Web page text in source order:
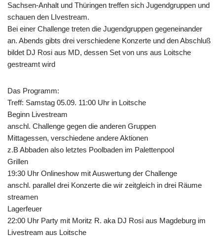
Sachsen-Anhalt und Thüringen treffen sich Jugendgruppen und
schauen den LIvestream.
Bei einer Challenge treten die Jugendgruppen gegeneinander
an. Abends gibts drei verschiedene Konzerte und den Abschluß
bildet DJ Rosi aus MD, dessen Set von uns aus Loitsche
gestreamt wird
Das Programm:
Treff: Samstag 05.09. 11:00 Uhr in Loitsche
Beginn Livestream
anschl. Challenge gegen die anderen Gruppen
Mittagessen, verschiedene andere Aktionen
z.B Abbaden also letztes Poolbaden im Palettenpool
Grillen
19:30 Uhr Onlineshow mit Auswertung der Challenge
anschl. parallel drei Konzerte die wir zeitgleich in drei Räume
streamen
Lagerfeuer
22:00 Uhr Party mit Moritz R. aka DJ Rosi aus Magdeburg im
Livestream aus Loitsche